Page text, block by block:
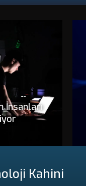
İnsanları
Kahini